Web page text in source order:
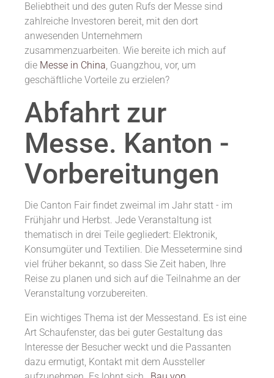
Beliebtheit und des guten Rufs der Messe sind
zahlreiche Investoren bereit, mit den dort
anwesenden Unternehmern
zusammenzuarbeiten. Wie bereite ich mich auf
die Messe in China, Guangzhou, vor, um
geschäftliche Vorteile zu erzielen?
Abfahrt zur
Messe. Kanton -
Vorbereitungen
Die Canton Fair findet zweimal im Jahr statt - im
Frühjahr und Herbst. Jede Veranstaltung ist
thematisch in drei Teile gegliedert: Elektronik,
Konsumgüter und Textilien. Die Messetermine sind
viel früher bekannt, so dass Sie Zeit haben, Ihre
Reise zu planen und sich auf die Teilnahme an der
Veranstaltung vorzubereiten.
Ein wichtiges Thema ist der Messestand. Es ist eine
Art Schaufenster, das bei guter Gestaltung das
Interesse der Besucher weckt und die Passanten
dazu ermutigt, Kontakt mit dem Aussteller